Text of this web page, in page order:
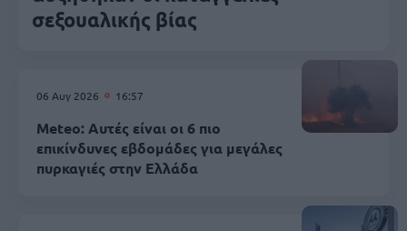
σεξουαλικής βίας
06 Αυγ 2026 16:57
Meteo: Αυτές είναι οι 6 πιο
επικίνδυνες εβδομάδες για μεγάλες
πυρκαγιές στην Ελλάδα